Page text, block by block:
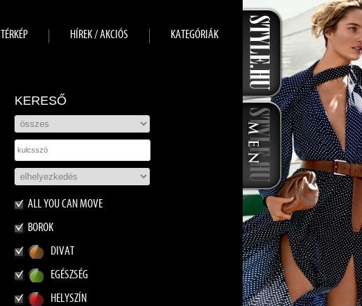
TÉRKÉP HÍREK / AKCIÓS KATEGÓRIÁK
KERESŐ
ALL YOU CAN MOVE
BOROK
DIVAT
EGÉSZSÉG
HELYSZÍN